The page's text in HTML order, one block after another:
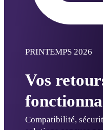
PRINTEMPS 2026
Vos
Compatibilité,